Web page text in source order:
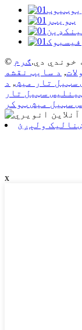
ګرم
, د سایټ نقشه
سټیل تار میش, د
سټینلیس سټیل تار
سټیل میش ټوکر
ولېږئ
x